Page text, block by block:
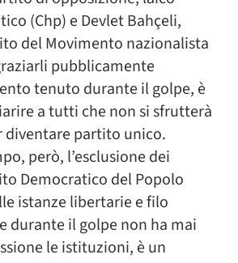
(Chp) e Devlet Bahçeli,
del Movimento nazionalista
pubblicamente
tenuto durante il golpe, è
a tutti che non si sfrutterà
diventare partito unico.
però, l’esclusione dei
Democratico del Popolo
istanze libertarie e filo
durante il golpe non ha mai
le istituzioni, è un